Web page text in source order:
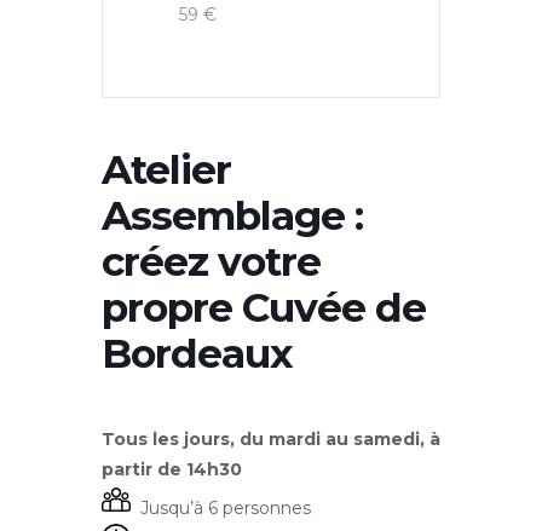
59 €
Atelier
Assemblage :
créez votre
propre Cuvée de
Bordeaux
Tous les jours, du mardi au samedi, à
partir de 14h30
Jusqu’à 6 personnes